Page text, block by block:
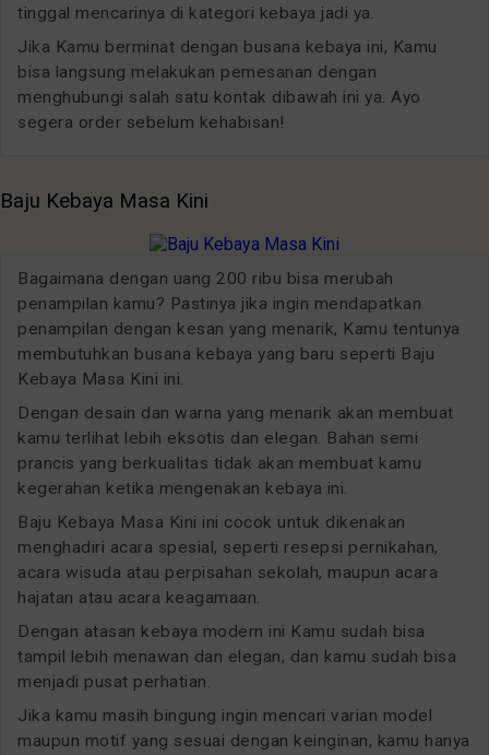
tinggal mencarinya di kategori kebaya jadi ya.
Jika Kamu berminat dengan busana kebaya ini, Kamu
bisa langsung melakukan pemesanan dengan
menghubungi salah satu kontak dibawah ini ya. Ayo
segera order sebelum kehabisan!
Baju Kebaya Masa Kini
Bagaimana dengan uang 200 ribu bisa merubah
penampilan kamu? Pastinya jika ingin mendapatkan
penampilan dengan kesan yang menarik, Kamu tentunya
membutuhkan busana kebaya yang baru seperti Baju
Kebaya Masa Kini ini.
Dengan desain dan warna yang menarik akan membuat
kamu terlihat lebih eksotis dan elegan. Bahan semi
prancis yang berkualitas tidak akan membuat kamu
kegerahan ketika mengenakan kebaya ini.
Baju Kebaya Masa Kini ini cocok untuk dikenakan
menghadiri acara spesial, seperti resepsi pernikahan,
acara wisuda atau perpisahan sekolah, maupun acara
hajatan atau acara keagamaan.
Dengan atasan kebaya modern ini Kamu sudah bisa
tampil lebih menawan dan elegan, dan kamu sudah bisa
menjadi pusat perhatian.
Jika kamu masih bingung ingin mencari varian model
maupun motif yang sesuai dengan keinginan, kamu hanya